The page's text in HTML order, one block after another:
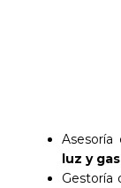
Asesoría
luz y
Gestoría